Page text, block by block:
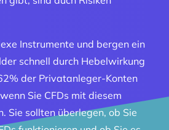
Instrumente und bergen ein
schnell durch Hebelwirkung
der Privatanleger-Konten
Sie CFDs mit diesem
Sie sollten überlegen, ob Sie